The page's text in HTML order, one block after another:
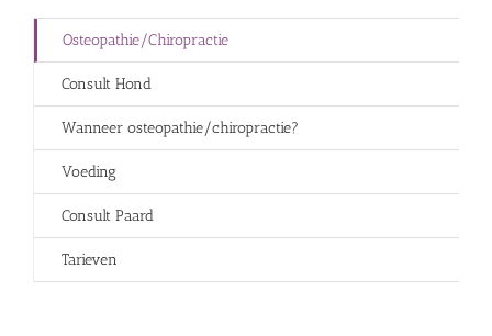
Osteopathie/Chiropractie
Consult Hond
Wanneer osteopathie/chiropractie?
Voeding
Consult Paard
Tarieven